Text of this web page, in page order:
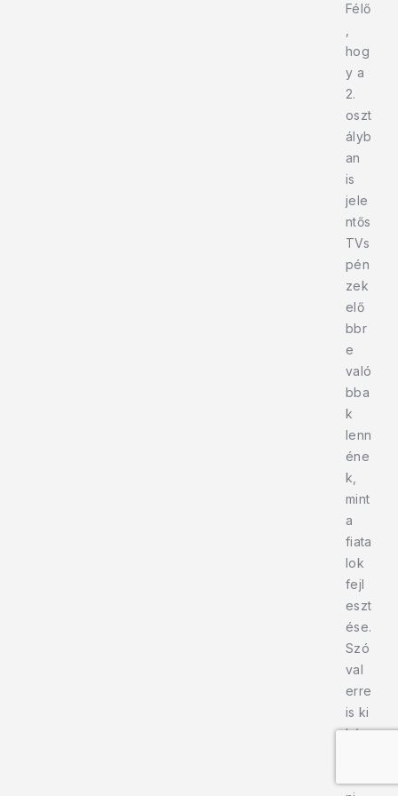
Félő
hog
y a
2.
oszt
ályb
an
is
jele
ntős
TVs
pén
zek
elő
bbr
e
való
bba
k
lenn
éne
k,
mint
a
fiata
lok
fejl
eszt
ése.
Szó
val
erre
is ki
kén